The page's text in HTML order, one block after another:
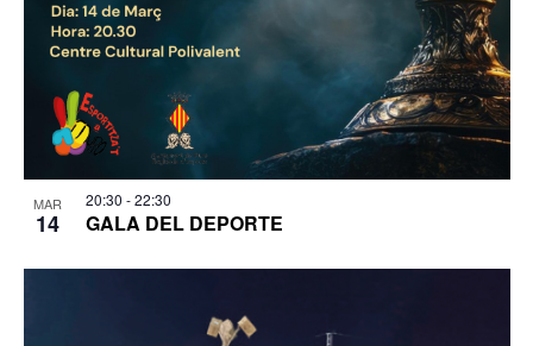
MAR
14 GALA DEL DEPORTE
20:30 -22:30